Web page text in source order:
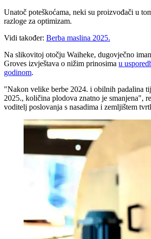
Unatoč poteškoćama, neki su proizvođači u
razloge za optimizam.
Vidi također: Berba maslina 2025.
Na slikovitoj otočju Waiheke, dugovječno
Groves izvještava o nižim prinosima u
godinom.
"Nakon velike berbe 2024. i obilnih padalina
2025., količina plodova znatno je smanjena",
voditelj poslovanja s nasadima i zemljištem